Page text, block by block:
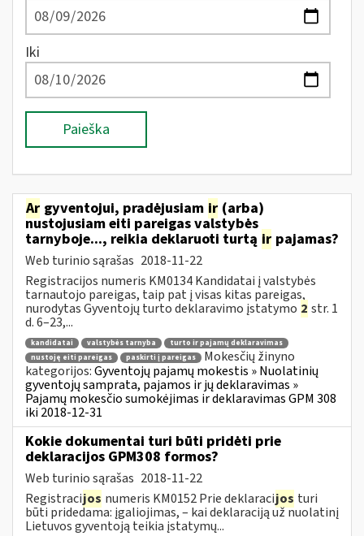
Iki
Paieška
Ar gyventojui, pradėjusiam ir (arba)
nustojusiam eiti pareigas valstybės
tarnyboje..., reikia deklaruoti turtą ir pajamas?
Web turinio sąrašas 2018-11-22
Registracijos numeris KM0134 Kandidatai į valstybės
tarnautojo pareigas, taip pat į visas kitas pareigas,
nurodytas Gyventojų turto deklaravimo įstatymo 2 str. 1
d. 6–23,...
kandidatai valstybės tarnyba
turto ir pajamų deklaravimas
nustoję eiti pareigas
paskirti į pareigas
Mokesčių žinyno
kategorijos:Gyventojų pajamų mokestis » Nuolatinių
gyventojų samprata, pajamos ir jų deklaravimas »
Pajamų mokesčio sumokėjimas ir deklaravimas GPM 308
iki 2018-12-31
Kokie dokumentai turi būti pridėti prie
deklaracijos GPM308 formos?
Web turinio sąrašas 2018-11-22
Registracijos numeris KM0152 Prie deklaracijos turi
būti pridedama: įgaliojimas, – kai deklaraciją už nuolatinį
Lietuvos gyventoją teikia įstatymų...